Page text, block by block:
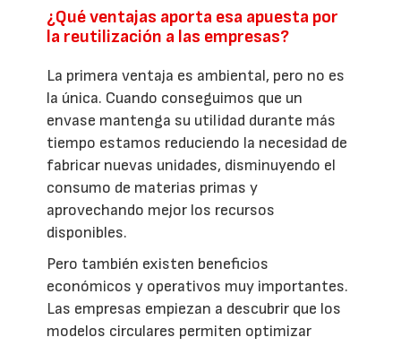
¿Qué ventajas aporta esa apuesta por
la reutilización a las empresas?
La primera ventaja es ambiental, pero no es
la única. Cuando conseguimos que un
envase mantenga su utilidad durante más
tiempo estamos reduciendo la necesidad de
fabricar nuevas unidades, disminuyendo el
consumo de materias primas y
aprovechando mejor los recursos
disponibles.
Pero también existen beneficios
económicos y operativos muy importantes.
Las empresas empiezan a descubrir que los
modelos circulares permiten optimizar